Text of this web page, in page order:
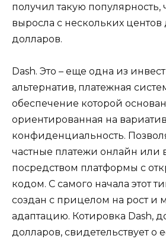
получил такую популярность,
выросла с нескольких центов
долларов.
Dash. Это – еще одна из
альтернатив, платежная
обеспечение которой
ориентированная на
конфиденциальность.
частные платежи онлайн или
посредством платформы с
кодом. С самого начала этот
создан с прицелом на рост и
адаптацию. Котировка Dash,
долларов, свидетельствует о